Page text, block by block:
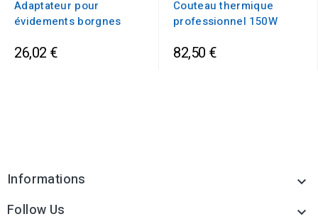
Adaptateur pour
évidements borgnes
26,02 €
Couteau thermique
professionnel 150 W
82,50 €
Informations 
Follow Us 